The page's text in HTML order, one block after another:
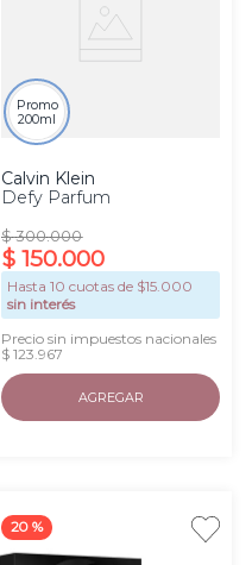
Promo
200ml
Calvin Klein
Defy Parfum
$ 300.000
$ 150.000
Hasta10 cuotas de $15.000
sin interés
Precio sin impuestos nacionales
$ 123.967
AGREGAR
20 %